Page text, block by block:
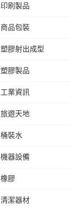
印刷製品
商品包裝
塑膠射出成型
塑膠製品
工業資訊
旅遊天地
桶裝水
機器設備
橡膠
清潔器材